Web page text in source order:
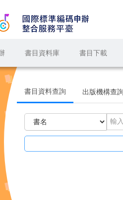
書目資料庫 書目下載
書目資料查詢 出版機構查詢